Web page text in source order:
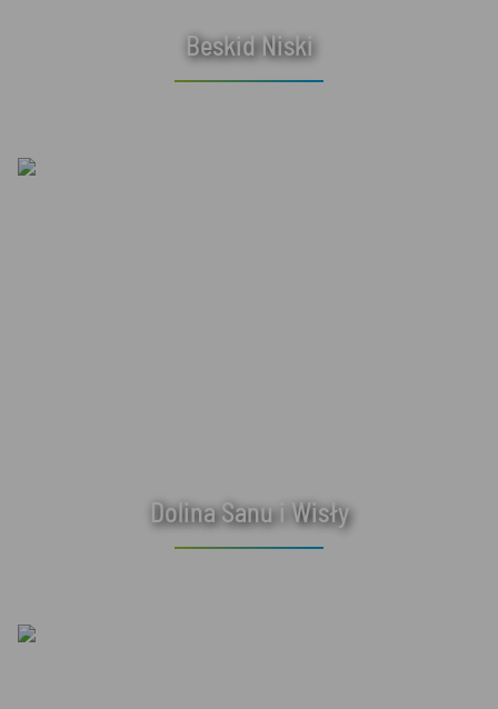
Beskid Niski
Dolina Sanu i Wisły